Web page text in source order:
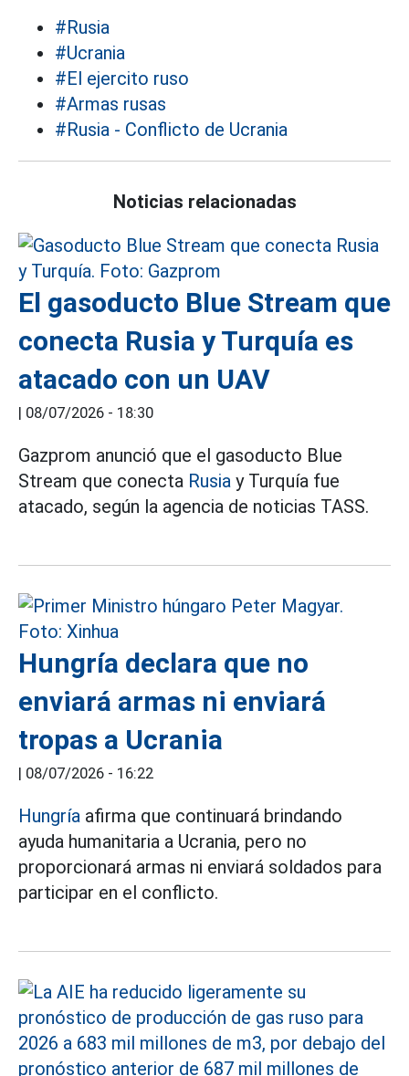
#Rusia
#Ucrania
#El ejercito ruso
#Armas rusas
#Rusia - Conflicto de Ucrania
Noticias relacionadas
El gasoducto Blue Stream que
conecta Rusia y Turquía es
atacado con un UAV
| 08/07/2026 - 18:30
Gazprom anunció que el gasoducto Blue
Stream que conecta Rusia y Turquía fue
atacado, según la agencia de noticias TASS.
Hungría declara que no
enviará armas ni enviará
tropas a Ucrania
| 08/07/2026 - 16:22
Hungría afirma que continuará brindando
ayuda humanitaria a Ucrania, pero no
proporcionará armas ni enviará soldados para
participar en el conflicto.